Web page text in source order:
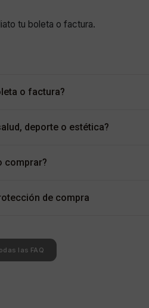
tu boleta o factura.
o factura?
deporte o estética?
comprar?
de compra
las FAQ